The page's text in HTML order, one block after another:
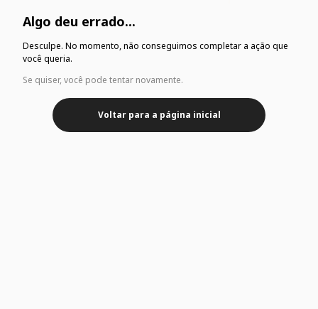
Algo deu errado...
Desculpe. No momento, não conseguimos completar a ação que
você queria.
Se quiser, você pode tentar novamente.
Voltar para a página inicial